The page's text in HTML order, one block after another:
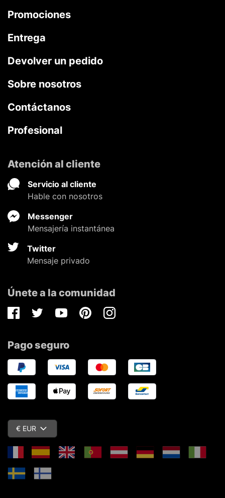
Promociones
Entrega
Devolver un pedido
Sobre nosotros
Contáctanos
Profesional
Atención al cliente
Servicio al cliente
Hable con nosotros
Messenger
Mensajería instantánea
Twitter
Mensaje privado
Únete a la comunidad
FacebookTwitterYoutubePinterestInstagram
Pago seguro
€ EUR